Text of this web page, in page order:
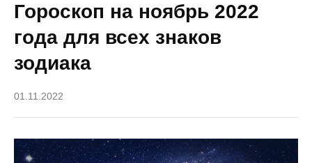
Гороскоп на ноябрь 2022
года для всех знаков
зодиака
01.11.2022